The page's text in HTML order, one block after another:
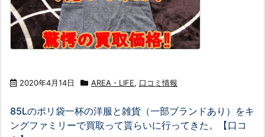
2020年4月14日 AREA・LIFE, 口コミ情報
85Lのポリ袋一杯の洋服と雑貨（一部ブランドあり）をキ
ングファミリーで買取って貰らいに行ってきた。【口コ